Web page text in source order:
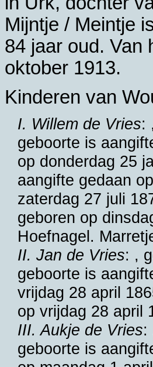
Mijntje / Meintje
84 jaar oud. Van
oktober 1913.
Kinderen van
I. Willem de Vries:
geboorte is
op donderdag 25
aangifte gedaan
zaterdag 27 juli
geboren op
Hoefnagel.
II. Jan de Vries: ,
geboorte is
vrijdag 28 april
op vrijdag 28 april
III. Aukje de Vries:
geboorte is